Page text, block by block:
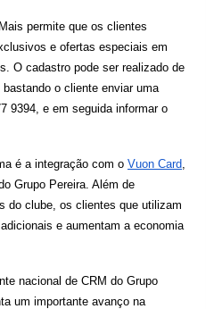
permite que os clientes
e ofertas especiais em
O cadastro pode ser realizado de
o cliente enviar uma
9394, e em seguida informar o
é a integração com o Vuon Card
Grupo Pereira. Além de
do clube, os clientes que utilizam
e aumentam a economia
nacional de CRM do Grupo
um importante avanço na